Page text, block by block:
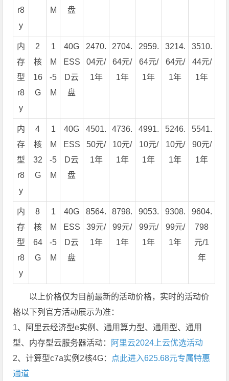
r8
y
M 盘
内
存
型
r8
y
2
核
16
G
1
M
-5
M
40G
ESS
D云
盘
2470.
04元/
1年
2704.
64元/
1年
2959.
64元/
1年
3214.
64元/
1年
3510.
44元/
1年
内
存
型
r8
y
4
核
32
G
1
M
-5
M
40G
ESS
D云
盘
4501.
50元/
1年
4736.
10元/
1年
4991.
10元/
1年
5246.
10元/
1年
5541.
90元/
1年
内
存
型
r8
y
8
核
64
G
1
M
-5
M
40G
ESS
D云
盘
8564.
39元/
1年
8798.
99元/
1年
9053.
99元/
1年
9308.
99元/
1年
9604.
798
元/1
年
以上价格仅为目前最新的活动价格，实时的活动价
格以下列官方活动展示为准：
1、阿里云经济型e实例、通用算力型、通用型、通用
型、内存型云服务器活动：
阿里云2024上云优选活动
2、计算型c7a实例2核4G： 点此进入625.68元专属特惠
通道